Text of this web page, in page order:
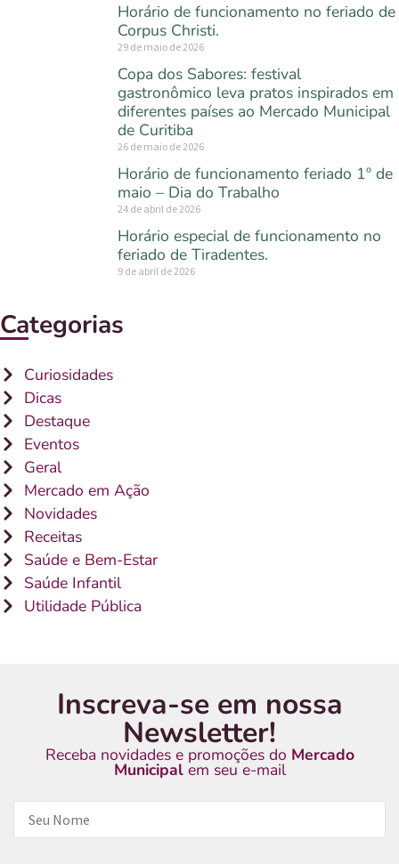
Horário de funcionamento no feriado de
Corpus Christi.
29 de maio de 2026
Copa dos Sabores: festival
gastronômico leva pratos inspirados em
diferentes países ao Mercado Municipal
de Curitiba
26 de maio de 2026
Horário de funcionamento feriado 1º de
maio – Dia do Trabalho
24 de abril de 2026
Horário especial de funcionamento no
feriado de Tiradentes.
9 de abril de 2026
Categorias
Curiosidades
Dicas
Destaque
Eventos
Geral
Mercado em Ação
Novidades
Receitas
Saúde e Bem-Estar
Saúde Infantil
Utilidade Pública
Inscreva-se em nossa
Newsletter!
Receba novidades e promoções do Mercado
Municipalem seu e-mail